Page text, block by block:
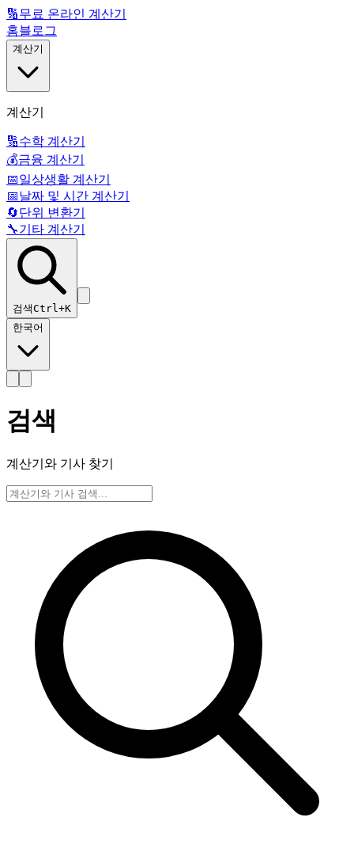
🔢무료 온라인 계산기
홈블로그
계산기
계산기
🔢수학 계산기
💰금융 계산기
📅일상생활 계산기
📅날짜 및 시간 계산기
🔄단위 변환기
🔧기타 계산기
검색Ctrl+K
한국어
검색
계산기와 기사 찾기